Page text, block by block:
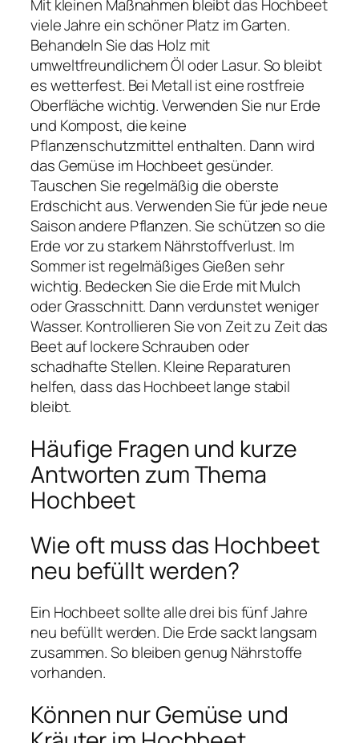
Mit kleinen Maßnahmen bleibt das Hochbeet
viele Jahre ein schöner Platz im Garten.
Behandeln Sie das Holz mit
umweltfreundlichem Öl oder Lasur. So bleibt
es wetterfest. Bei Metall ist eine rostfreie
Oberfläche wichtig. Verwenden Sie nur Erde
und Kompost, die keine
Pflanzenschutzmittel enthalten. Dann wird
das Gemüse im Hochbeet gesünder.
Tauschen Sie regelmäßig die oberste
Erdschicht aus. Verwenden Sie für jede neue
Saison andere Pflanzen. Sie schützen so die
Erde vor zu starkem Nährstoffverlust. Im
Sommer ist regelmäßiges Gießen sehr
wichtig. Bedecken Sie die Erde mit Mulch
oder Grasschnitt. Dann verdunstet weniger
Wasser. Kontrollieren Sie von Zeit zu Zeit das
Beet auf lockere Schrauben oder
schadhafte Stellen. Kleine Reparaturen
helfen, dass das Hochbeet lange stabil
bleibt.
Häufige Fragen und kurze
Antworten zum Thema
Hochbeet
Wie oft muss das Hochbeet
neu befüllt werden?
Ein Hochbeet sollte alle drei bis fünf Jahre
neu befüllt werden. Die Erde sackt langsam
zusammen. So bleiben genug Nährstoffe
vorhanden.
Können nur Gemüse und